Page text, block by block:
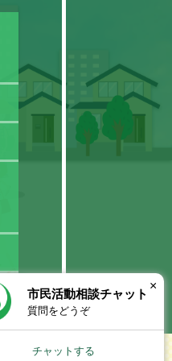
市民活動相談チャット
質問をどうぞ
チャットする
×